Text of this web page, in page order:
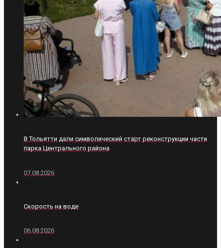
В Тольятти дали символический старт реконструкции части
парка Центрального района
07.08.2026
Скорость на воде
06.08.2026